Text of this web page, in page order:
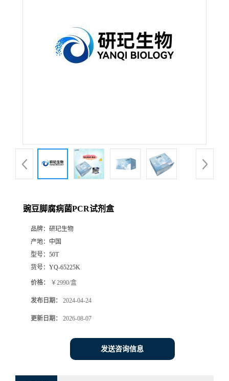
豌豆脚腐病菌PCR试剂盒
品牌： 研玘生物
产地： 中国
型号： 50T
货号： YQ-65225K
价格： ￥2990/盒
发布日期： 2024-04-24
更新日期： 2026-08-07
发送咨询信息